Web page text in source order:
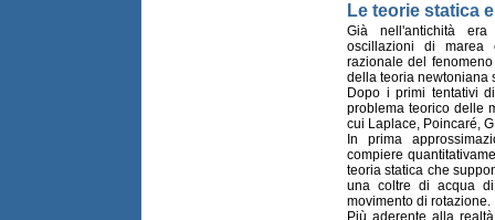
Le teorie statica
Già nell'antichità
oscillazioni di marea
razionale del
della teoria newtoniana
Dopo i primi tentativi
problema teorico delle
cui Laplace, Poincaré,
In prima
compiere
teoria statica che
una coltre di acqua
movimento di rotazione.
Più aderente alla